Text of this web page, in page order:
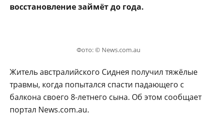
восстановление займёт до года.
Фото: © News.com.au
Житель австралийского Сиднея получил тяжёлые
травмы, когда попытался спасти падающего с
балкона своего 8-летнего сына. Об этом сообщает
портал News.com.au.